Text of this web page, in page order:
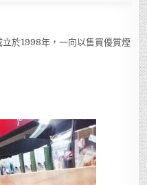
於1998年，一向以售買優質煙